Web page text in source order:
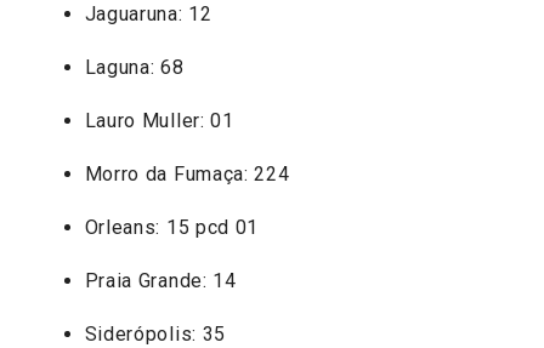
Jaguaruna: 12
Laguna: 68
Lauro Muller: 01
Morro da Fumaça: 224
Orleans: 15 pcd 01
Praia Grande: 14
Siderópolis: 35